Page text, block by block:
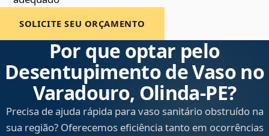
SOLICITE SEU ORÇAMENTO
Por que optar pelo
Desentupimento de Vaso no
Varadouro, Olinda‑PE?
Precisa de ajuda rápida para vaso sanitário obstruído na
sua região? Oferecemos eficiência tanto em ocorrências